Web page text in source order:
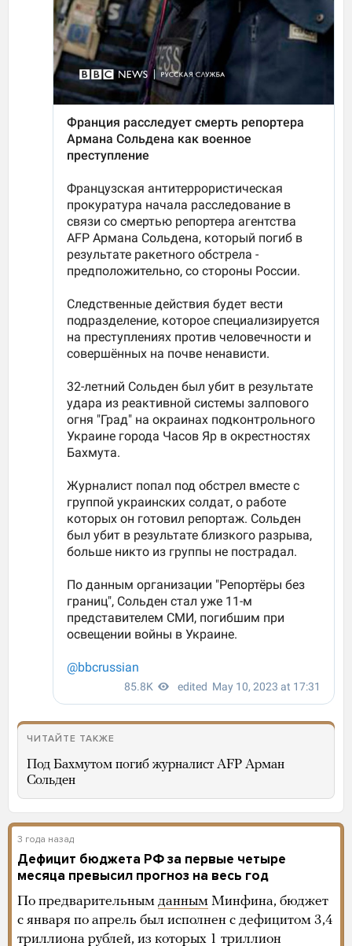
ЧИТАЙТЕ ТАКЖЕ
Под Бахмутом погиб журналист AFP Арман
Сольден
3 года назад
Дефицит бюджета РФ за первые четыре
месяца превысил прогноз на весь год
По предварительным данным Минфина, бюджет
с января по апрель был исполнен с дефицитом 3,4
триллиона рублей, из которых 1 триллион